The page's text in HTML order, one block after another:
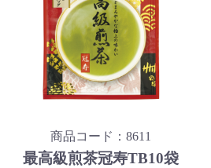
商品コード：8611
最高級煎茶冠寿TB10袋